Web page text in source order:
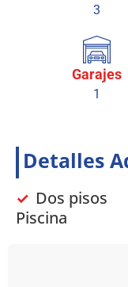
3
Garajes
1
Detalles
✓ Dos pisos
Piscina